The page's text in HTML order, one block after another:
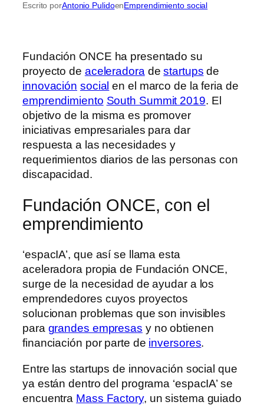
Escrito porAntonio PulidoenEmprendimiento social
Fundación ONCE ha presentado su
proyecto de aceleradora destartups de
innovación social en el marco de la feria de
emprendimiento South Summit 2019. El
objetivo de la misma es promover
iniciativas empresariales para dar
respuesta a las necesidades y
requerimientos diarios de las personas con
discapacidad.
Fundación ONCE, con el
emprendimiento
‘espacIA’, que así se llama esta
aceleradora propia de Fundación ONCE,
surge de la necesidad de ayudar a los
emprendedores cuyos proyectos
solucionan problemas que son invisibles
para grandes empresas y no obtienen
financiación por parte de inversores.
Entre las startups de innovación social que
ya están dentro del programa ‘espacIA’ se
encuentra Mass Factory, un sistema guiado